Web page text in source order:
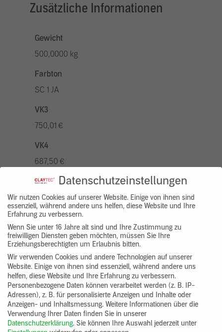
Zusätzliche Informationen
Gewicht
500,0000 kg
Farbton
SC 1 JA
VK3
750,01 €
VK4
687,50 €
VK5
875,01 €
VK7
625,00 €
Gruppenprodukt
yosima_designputz_bigb
Datenschutzeinstellungen
Wir nutzen Cookies auf unserer Website. Einige von ihnen sind
essenziell, während andere uns helfen, diese Website und Ihre
Erfahrung zu verbessern.
Wenn Sie unter 16 Jahre alt sind und Ihre Zustimmung zu
freiwilligen Diensten geben möchten, müssen Sie Ihre
Erziehungsberechtigten um Erlaubnis bitten.
Wir verwenden Cookies und andere Technologien auf unserer
Website. Einige von ihnen sind essenziell, während andere uns
helfen, diese Website und Ihre Erfahrung zu verbessern.
Personenbezogene Daten können verarbeitet werden (z. B. IP-
Adressen), z. B. für personalisierte Anzeigen und Inhalte oder
Anzeigen- und Inhaltsmessung. Weitere Informationen über die
Verwendung Ihrer Daten finden Sie in unserer
Datenschutzerklärung. Sie können Ihre Auswahl jederzeit unter